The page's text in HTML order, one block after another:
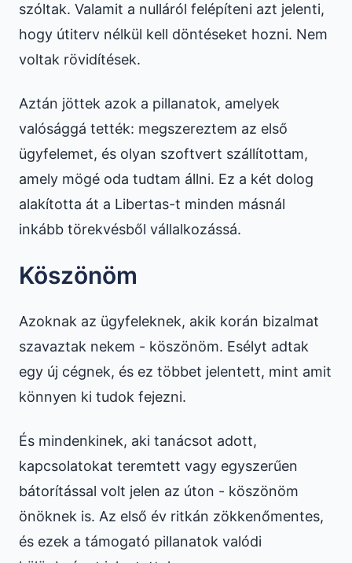
szóltak. Valamit a nulláról felépíteni azt jelenti,
hogy útiterv nélkül kell döntéseket hozni. Nem
voltak rövidítések.
Aztán jöttek azok a pillanatok, amelyek
valósággá tették: megszereztem az első
ügyfelemet, és olyan szoftvert szállítottam,
amely mögé oda tudtam állni. Ez a két dolog
alakította át a Libertas-t minden másnál
inkább törekvésből vállalkozássá.
Köszönöm
Azoknak az ügyfeleknek, akik korán bizalmat
szavaztak nekem - köszönöm. Esélyt adtak
egy új cégnek, és ez többet jelentett, mint amit
könnyen ki tudok fejezni.
És mindenkinek, aki tanácsot adott,
kapcsolatokat teremtett vagy egyszerűen
bátorítással volt jelen az úton - köszönöm
önöknek is. Az első év ritkán zökkenőmentes,
és ezek a támogató pillanatok valódi